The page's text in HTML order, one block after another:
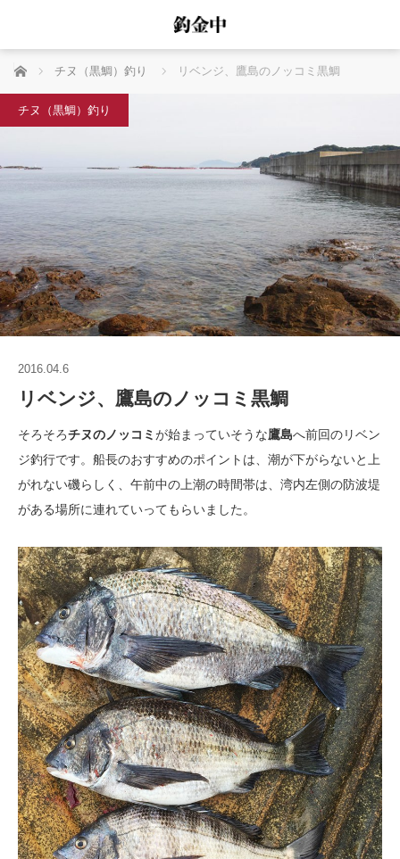
ホーム チヌ（黒鯛）釣り リベンジ、鷹島のノッコミ黒鯛
チヌ（黒鯛）釣り
2016.04.6
リベンジ、鷹島のノッコミ黒鯛
そろそろチヌのノッコミ が始まっていそうな鷹島へ前回のリベン
ジ釣行です。船長のおすすめのポイントは、潮が下がらないと上
がれない磯らしく、午前中の上潮の時間帯は、湾内左側の防波堤
がある場所に連れていってもらいました。